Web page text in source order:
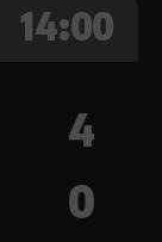
14:00
4
0